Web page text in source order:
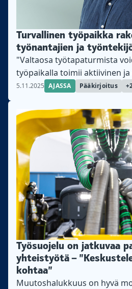
Turvallinen työpaikka
työnantajien ja
"Valtaosa työtapaturmista
työpaikalla toimii aktiivinen ja
työsuojeluorganisaatio",
5.11.2025 AJASSA Pääkirjoitus
Työsuojelu on jatkuvaa
yhteistyötä –
kohtaa”
Muutoshalukkuus on hyvä